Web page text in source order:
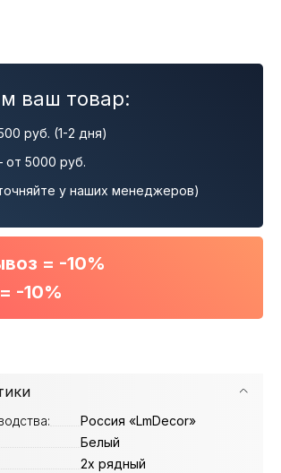
ваш товар:
руб. (1-2 дня)
5000 руб.
у наших менеджеров)
= -10%
-10%
Россия «LmDecor»
Белый
2х рядный